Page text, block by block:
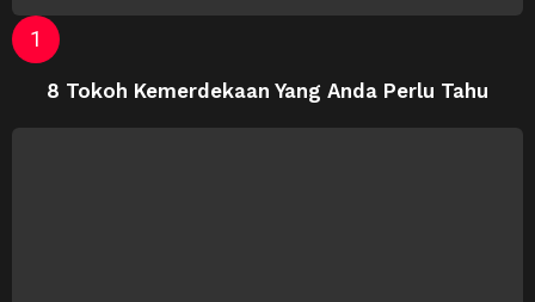
8 Tokoh Kemerdekaan Yang Anda Perlu Tahu